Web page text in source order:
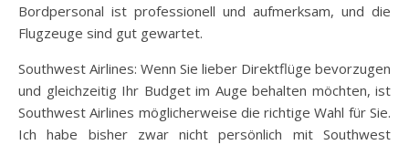
Bordpersonal ist professionell und aufmerksam, und die
Flugzeuge sind gut gewartet.
Southwest Airlines: Wenn Sie lieber Direktflüge bevorzugen
und gleichzeitig Ihr Budget im Auge behalten möchten, ist
Southwest Airlines möglicherweise die richtige Wahl für Sie.
Ich habe bisher zwar nicht persönlich mit Southwest